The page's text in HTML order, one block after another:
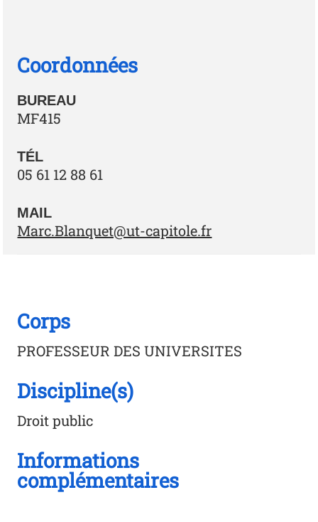
Coordonnées
BUREAU
MF415
TÉL
05 61 12 88 61
MAIL
Marc.Blanquet@ut-capitole.fr
Corps
PROFESSEUR DES UNIVERSITES
Discipline(s)
Droit public
Informations
complémentaires